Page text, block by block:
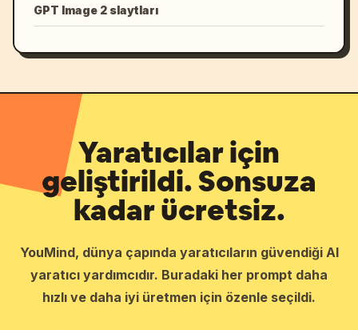
GPT Image 2 slaytları
Yaratıcılar için
geliştirildi. Sonsuza
kadar ücretsiz.
YouMind, dünya çapında yaratıcıların güvendiği AI
yaratıcı yardımcıdır. Buradaki her prompt daha
hızlı ve daha iyi üretmen için özenle seçildi.